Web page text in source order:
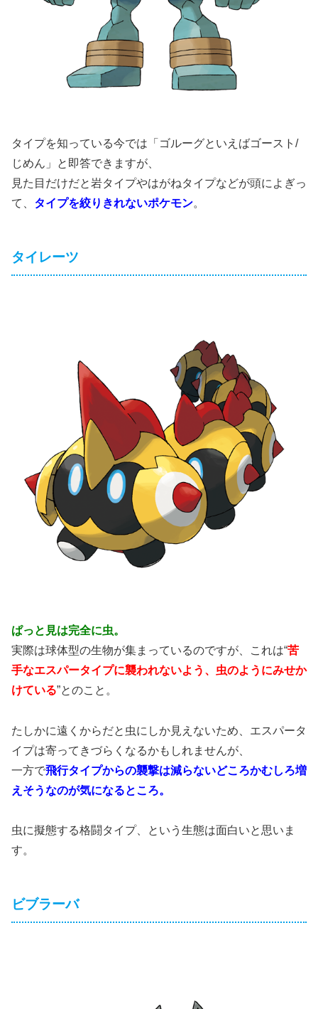
タイプを知っている今では「ゴルーグといえばゴースト/
じめん」と即答できますが、
見た目だけだと岩タイプやはがねタイプなどが頭によぎっ
て、 タイプを絞りきれないポケモン。
タイレーツ
ぱっと見は完全に虫。
実際は球体型の生物が集まっているのですが、これは“苦
手なエスパータイプに襲われないよう、虫のようにみせか
けている”とのこと。
たしかに遠くからだと虫にしか見えないため、エスパータ
イプは寄ってきづらくなるかもしれませんが、
一方で飛行タイプからの襲撃は減らないどころかむしろ増
えそうなのが気になるところ。
虫に擬態する格闘タイプ、という生態は面白いと思いま
す。
ビブラーバ